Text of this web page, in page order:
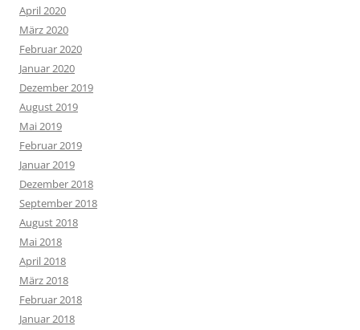
April 2020
März 2020
Februar 2020
Januar 2020
Dezember 2019
August 2019
Mai 2019
Februar 2019
Januar 2019
Dezember 2018
September 2018
August 2018
Mai 2018
April 2018
März 2018
Februar 2018
Januar 2018